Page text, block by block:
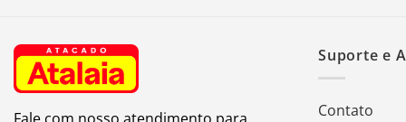
Suporte e
Contato